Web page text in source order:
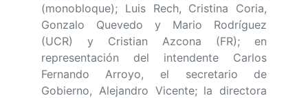
(monobloque); Luis Rech, Cristina Coria,
Gonzalo Quevedo y Mario Rodríguez
(UCR) y Cristian Azcona (FR); en
representación del intendente Carlos
Fernando Arroyo, el secretario de
Gobierno, Alejandro Vicente; la directora